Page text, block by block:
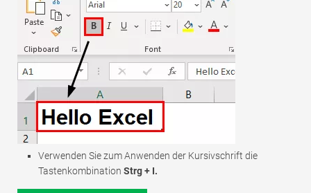
Verwenden Sie zum Anwenden der Kursivschrift die
Tastenkombination Strg + I.